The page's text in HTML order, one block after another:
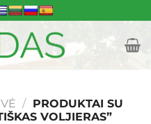
/ PRODUKTAI SU
VOLJIERAS”